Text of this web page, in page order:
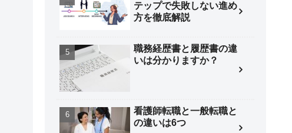
テップで失敗しない進め
方を徹底解説
職務経歴書と履歴書の違
いは分かりますか？
看護師転職と一般転職と
の違いは6つ